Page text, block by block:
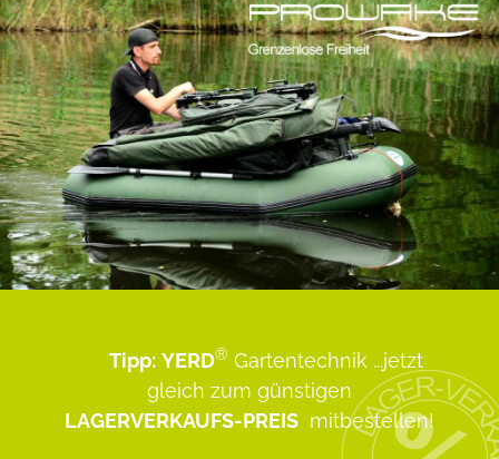
Tipp: YERD® Gartentechnik ...jetzt
gleich zum günstigen
LAGERVERKAUFS-PREIS mitbestellen!